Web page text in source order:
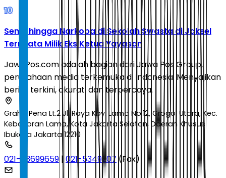
10
Senpi hingga Narkoba di Sekolah Swasta di Jaksel
Ternyata Milik Eks Ketua Yayasan
JawaPos.com adalah bagian dari Jawa Pos Group,
perusahaan media terkemuka di Indonesia. Menyajikan
berita terkini, akurat, dan terpercaya.
Graha Pena Lt.2 Jl. Raya Kby. Lama No.12, Grogol Utara, Kec.
Kebayoran Lama, Kota Jakarta Selatan, Daerah Khusus
Ibukota Jakarta 12210
021-53699659 | 021-5349207 (Fax)